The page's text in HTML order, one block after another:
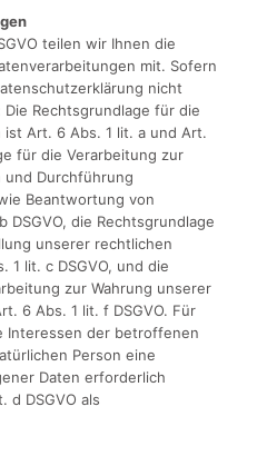
teilen wir Ihnen die
mit. Sofern
nicht
Rechtsgrundlage für die
Art. 6 Abs. 1 lit. a und Art.
für die Verarbeitung zur
Durchführung
Beantwortung von
die Rechtsgrundlage
unserer rechtlichen
1 lit. c DSGVO, und die
zur Wahrung unserer
6 Abs. 1 lit. f DSGVO. Für
Interessen der betroffenen
Person eine
Daten erforderlich
d DSGVO als